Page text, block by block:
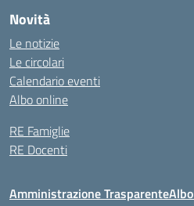
Novità
Le notizie
Le circolari
Calendario eventi
Albo online
RE Famiglie
RE Docenti
Amministrazione Trasparente